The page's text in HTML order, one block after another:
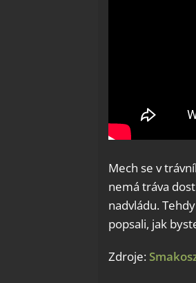
Mech se v
nemá tráva
nadvládu.
popsali, jak
Zdroje: